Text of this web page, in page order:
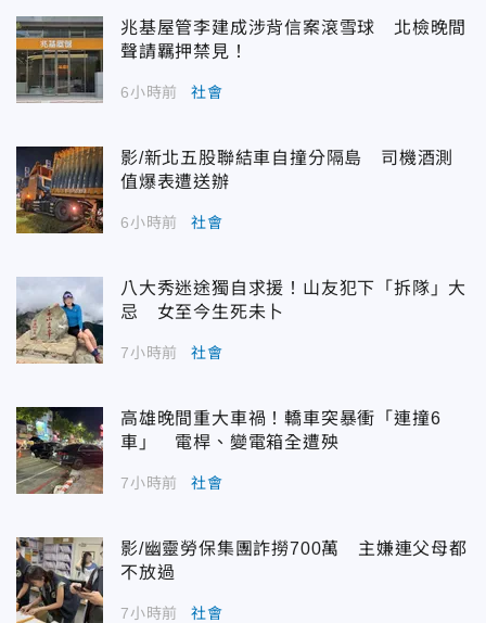
兆基屋管李建成涉背信案滾雪球 北檢晚間
聲請羈押禁見！
6小時前 社會
影/新北五股聯結車自撞分隔島 司機酒測
值爆表遭送辦
6小時前 社會
八大秀迷途獨自求援！山友犯下「拆隊」大
忌 女至今生死未卜
7小時前 社會
高雄晚間重大車禍！轎車突暴衝「連撞6
車」 電桿、變電箱全遭殃
7小時前 社會
影/幽靈勞保集團詐撈700萬 主嫌連父母都
不放過
7小時前 社會